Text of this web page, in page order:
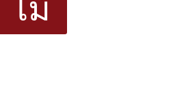
ไม้